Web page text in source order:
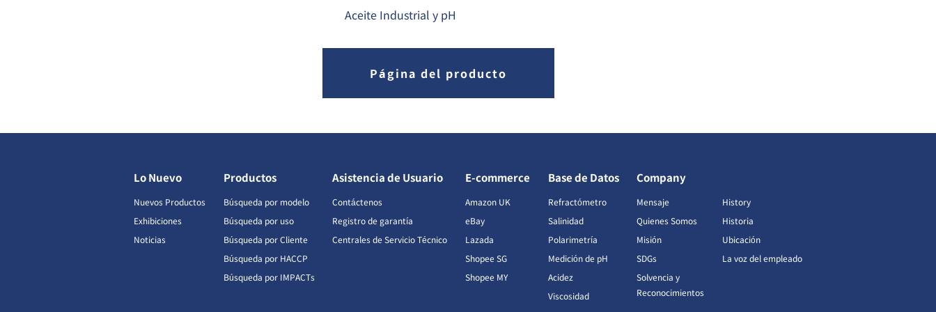
Aceite Industrial y pH
Página del producto
Lo Nuevo
Nuevos Productos
Exhibiciones
Noticias
Productos
Búsqueda por modelo
Búsqueda por uso
Búsqueda por Cliente
Búsqueda por HACCP
Búsqueda por IMPACTs
Asistencia de Usuario
Contáctenos
Registro de garantía
Centrales de Servicio Técnico
E-commerce
Amazon UK
eBay
Lazada
Shopee SG
Shopee MY
Base de Datos
Refractómetro
Salinidad
Polarimetría
Medición de pH
Acidez
Viscosidad
Company
Mensaje
Quienes Somos
Misión
SDGs
Solvencia y
Reconocimientos
History
Historia
Ubicación
La voz del empleado